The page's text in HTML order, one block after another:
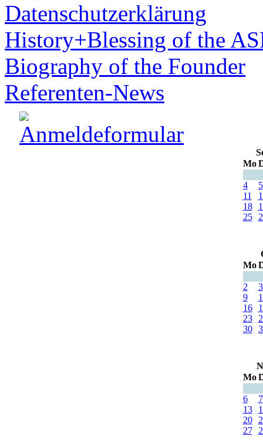
Datenschutzerklärung
History+Blessing of the
Biography of the Founder
Referenten-News
Mo
4
5
11
18
25
Mo
2
3
9
16
23
30
Mo
6
7
13
20
27